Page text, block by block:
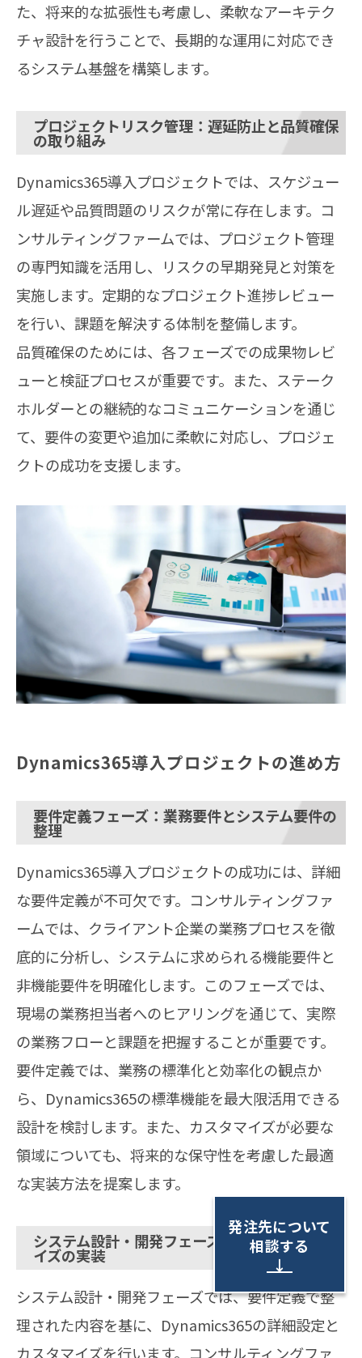
た、将来的な拡張性も考慮し、柔軟なアーキテク
チャ設計を行うことで、長期的な運用に対応でき
るシステム基盤を構築します。
プロジェクトリスク管理：遅延防止と品質確保
の取り組み
Dynamics365導入プロジェクトでは、スケジュー
ル遅延や品質問題のリスクが常に存在します。コ
ンサルティングファームでは、プロジェクト管理
の専門知識を活用し、リスクの早期発見と対策を
実施します。定期的なプロジェクト進捗レビュー
を行い、課題を解決する体制を整備します。
品質確保のためには、各フェーズでの成果物レビ
ューと検証プロセスが重要です。また、ステーク
ホルダーとの継続的なコミュニケーションを通じ
て、要件の変更や追加に柔軟に対応し、プロジェ
クトの成功を支援します。
Dynamics365導入プロジェクトの進め方
要件定義フェーズ：業務要件とシステム要件の
整理
Dynamics365導入プロジェクトの成功には、詳細
な要件定義が不可欠です。コンサルティングファ
ームでは、クライアント企業の業務プロセスを徹
底的に分析し、システムに求められる機能要件と
非機能要件を明確化します。このフェーズでは、
現場の業務担当者へのヒアリングを通じて、実際
の業務フローと課題を把握することが重要です。
要件定義では、業務の標準化と効率化の観点か
ら、Dynamics365の標準機能を最大限活用できる
設計を検討します。また、カスタマイズが必要な
領域についても、将来的な保守性を考慮した最適
な実装方法を提案します。
システム設計・開発フェーズ：設定とカスタマ
イズの実装
システム設計・開発フェーズでは、要件定義で整
理された内容を基に、Dynamics365の詳細設定と
カスタマイズを行います。コンサルティングファ
発注先について
相談する
↓